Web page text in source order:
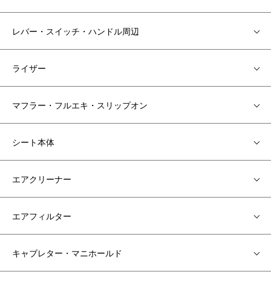
レバー・スイッチ・ハンドル周辺
ライザー
マフラー・フルエキ・スリップオン
シート本体
エアクリーナー
エアフィルター
キャブレター・マニホールド